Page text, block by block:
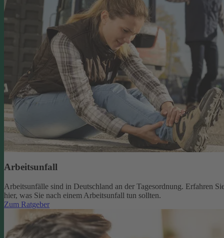
Arbeitsunfall
Arbeitsunfälle sind in Deutschland an der Tagesordnung. Erfahren
hier, was Sie nach einem Arbeitsunfall tun sollten.
Zum Ratgeber